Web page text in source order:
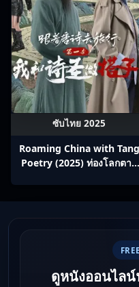
ซับไทย 2025
Roaming China with Tang
Poetry (2025) ท่องโลกตาม
Ep1-12
ดูหนังออนไล